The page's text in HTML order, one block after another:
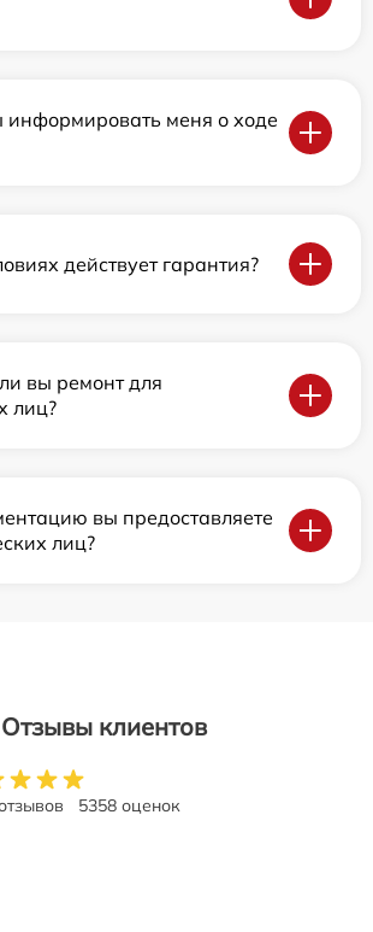
информировать меня о ходе
действует гарантия?
вы ремонт для
лиц?
вы предоставляете
лиц?
Отзывы клиентов
5358 оценок